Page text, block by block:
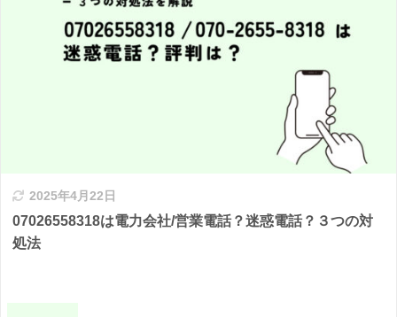
2025年4月22日
07026558318は電力会社/営業電話？迷惑電話？３つの対
処法